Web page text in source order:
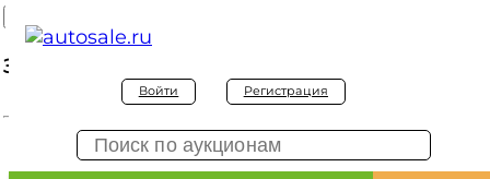
Войти Регистрация
Заявка на покупку
Заявка на покупку изъятого а/м